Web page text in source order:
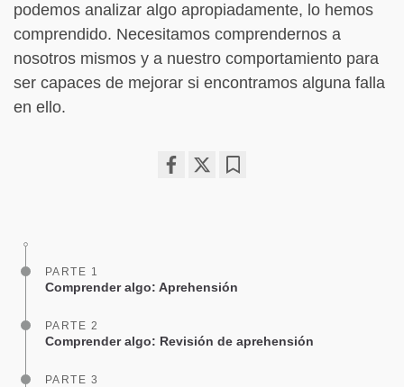
podemos analizar algo apropiadamente, lo hemos
comprendido. Necesitamos comprendernos a
nosotros mismos y a nuestro comportamiento para
ser capaces de mejorar si encontramos alguna falla
en ello.
PARTE 1
Comprender algo: Aprehensión
PARTE 2
Comprender algo: Revisión de aprehensión
PARTE 3